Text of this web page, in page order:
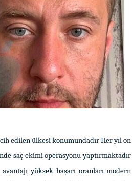
edilen ülkesi konumundadır Her yıl on
saç ekimi operasyonu yaptırmaktadır
yüksek başarı oranları modern